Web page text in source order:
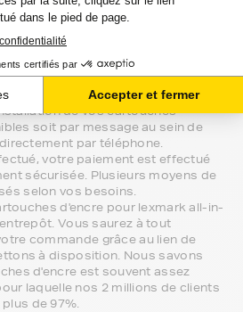
produit avec votre
all-in-one-p, nous
saura vous accompagner sur le
de vos cartouches
soit par message au sein de
par téléphone.
votre paiement est effectué
sécurisée. Plusieurs moyens de
selon vos besoins.
d'encre pour lexmark all-in-
Vous saurez à tout
commande grâce au lien de
à disposition. Nous savons
d'encre est souvent assez
laquelle nos 2 millions de clients
de 97%.